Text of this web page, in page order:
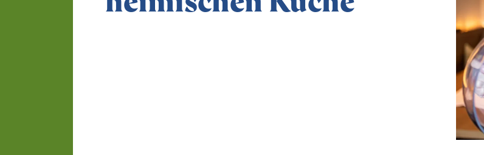
Bezirke und Ortsgruppen
Koch- & Backkurse